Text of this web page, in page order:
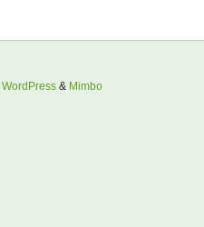
WordPress & Mimbo